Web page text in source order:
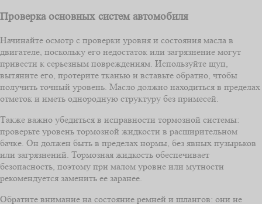
Проверка основных систем автомобиля
Начинайте осмотр с проверки уровня и состояния масла в
двигателе, поскольку его недостаток или загрязнение могут
привести к серьезным повреждениям. Используйте щуп,
вытяните его, протерите тканью и вставьте обратно, чтобы
получить точный уровень. Масло должно находиться в пределах
отметок и иметь однородную структуру без примесей.
Также важно убедиться в исправности тормозной системы:
проверьте уровень тормозной жидкости в расширительном
бачке. Он должен быть в пределах нормы, без явных пузырьков
или загрязнений. Тормозная жидкость обеспечивает
безопасность, поэтому при малом уровне или мутности
рекомендуется заменить ее заранее.
Обратите внимание на состояние ремней и шлангов: они не